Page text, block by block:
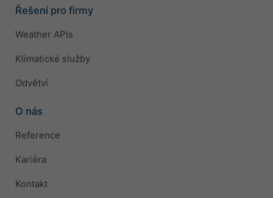
Řešení pro firmy
Weather APIs
Klimatické služby
Odvětví
O nás
Reference
Kariéra
Kontakt